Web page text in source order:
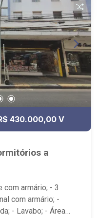
430.000,00 V
a
armário; - 3
com armário; -